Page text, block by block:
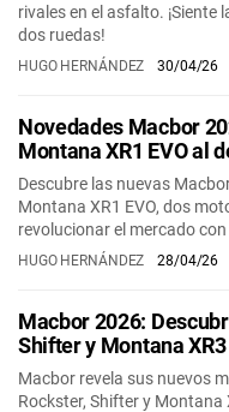
rivales en el asfalto. ¡Siente
dos ruedas!
HUGO HERNÁNDEZ 30/04/26
Novedades Macbor
Montana XR1 EVO al
Descubre las nuevas
Montana XR1 EVO, dos
revolucionar el mercado
HUGO HERNÁNDEZ 28/04/26
Macbor 2026:
Shifter y Montana XR3
Macbor revela sus nuevos
Rockster, Shifter y Montana